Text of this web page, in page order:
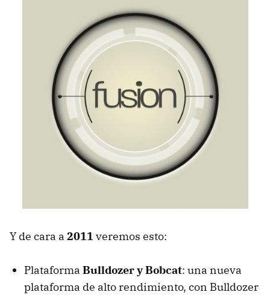
Y de cara a 2011 veremos esto:
Plataforma Bulldozer y Bobcat: una nueva
plataforma de alto rendimiento, con Bulldozer